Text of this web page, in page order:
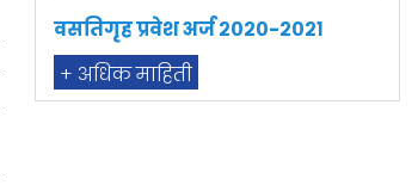
+ अधिक माहिती